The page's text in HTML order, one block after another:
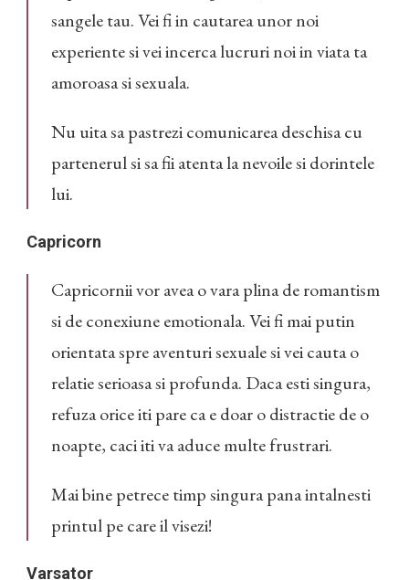
sangele tau. Vei fi in cautarea unor noi
experiente si vei incerca lucruri noi in viata ta
amoroasa si sexuala.
Nu uita sa pastrezi comunicarea deschisa cu
partenerul si sa fii atenta la nevoile si dorintele
lui.
Capricorn
Capricornii vor avea o vara plina de romantism
si de conexiune emotionala. Vei fi mai putin
orientata spre aventuri sexuale si vei cauta o
relatie serioasa si profunda. Daca esti singura,
refuza orice iti pare ca e doar o distractie de o
noapte, caci iti va aduce multe frustrari.
Mai bine petrece timp singura pana intalnesti
printul pe care il visezi!
Varsator